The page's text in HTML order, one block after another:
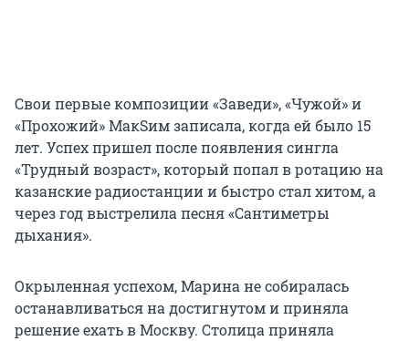
Свои первые композиции «Заведи», «Чужой» и
«Прохожий» МакSим записала, когда ей было 15
лет. Успех пришел после появления сингла
«Трудный возраст», который попал в ротацию на
казанские радиостанции и быстро стал хитом, а
через год выстрелила песня «Сантиметры
дыхания».
Окрыленная успехом, Марина не собиралась
останавливаться на достигнутом и приняла
решение ехать в Москву. Столица приняла